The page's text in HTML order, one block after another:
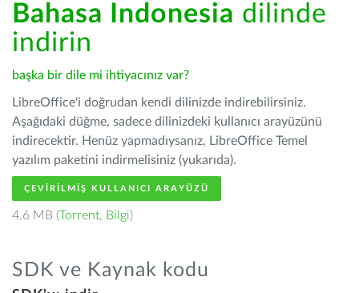
Bahasa Indonesia dilinde
indirin
başka bir dile mi ihtiyacınız var?
LibreOffice'i doğrudan kendi dilinizde indirebilirsiniz.
Aşağıdaki düğme, sadece dilinizdeki kullanıcı arayüzünü
indirecektir. Henüz yapmadıysanız, LibreOffice Temel
yazılım paketini indirmelisiniz (yukarıda).
ÇEVIRILMIŞ KULLANICI ARAYÜZÜ
4.6 MB (Torrent, Bilgi)
SDK ve Kaynak kodu